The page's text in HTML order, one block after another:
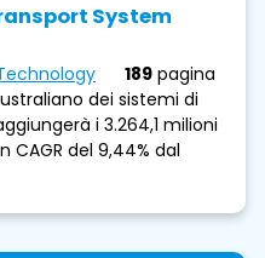
System
189 pagina
dei sistemi di
i 3.264,1 milioni
CAGR del 9,44% dal